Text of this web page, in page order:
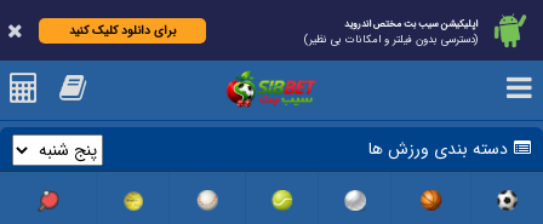
اپلیکیشن سیب بت مختص اندروید
(دسترسی بدون فیلتر و امکانات بی نظیر)
برای دانلود کلیک کنید
دسته بندی ورزش ها